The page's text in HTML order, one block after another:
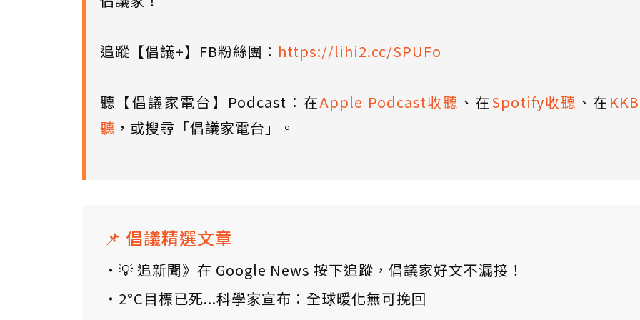
追蹤【倡議+】FB粉絲團： https://lihi2.cc/SPUFo
聽【倡議家電台】Podcast：在Apple Podcast收聽 、在Spotify收聽 、在
聽 ，或搜尋「倡議家電台」。
📌 倡議精選文章
💡 追新聞》在 Google News 按下追蹤，倡議家好文不漏接！
2°C目標已死...科學家宣布：全球暖化無可挽回